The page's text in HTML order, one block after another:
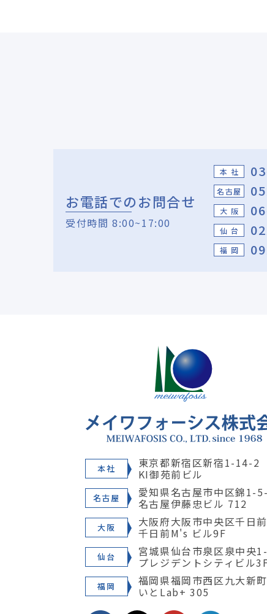
お電話でのお問合せ
受付時間 8:00~17:00
本 社
名古屋
大 阪
仙 台
福 岡
本社 東京都新宿区新宿1-14-2
KI御苑前ビル
名古屋 愛知県名古屋市中区錦1-
名古屋伊藤忠ビル 712
大阪 大阪府大阪市中央区千日
千日前M's ビル9F
仙台 宮城県仙台市泉区泉中央
プレジデントシティビル
福岡 福岡県福岡市西区九大新
いとLab+ 305